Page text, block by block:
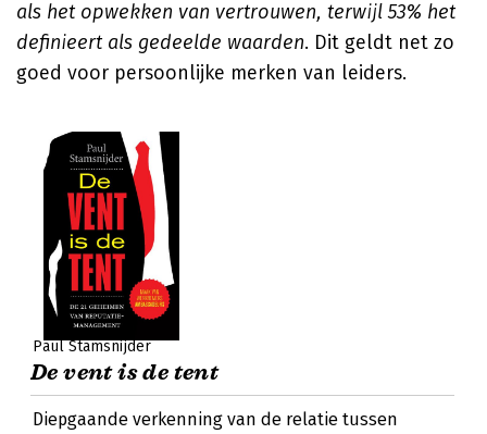
als het opwekken van vertrouwen, terwijl 53% het
definieert als gedeelde waarden. Dit geldt net zo
goed voor persoonlijke merken van leiders.
Paul Stamsnijder
De vent is de tent
Diepgaande verkenning van de relatie tussen